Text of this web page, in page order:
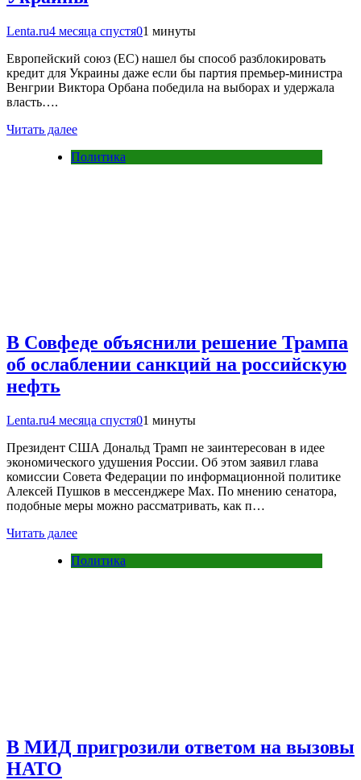
Lenta.ru4 месяца спустя01 минуты
Европейский союз (ЕС) нашел бы способ разблокировать
кредит для Украины даже если бы партия премьер-министра
Венгрии Виктора Орбана победила на выборах и удержала
власть….
Читать далее
Политика
В Совфеде объяснили решение Трампа
об ослаблении санкций на российскую
нефть
Lenta.ru4 месяца спустя01 минуты
Президент США Дональд Трамп не заинтересован в идее
экономического удушения России. Об этом заявил глава
комиссии Совета Федерации по информационной политике
Алексей Пушков в мессенджере Max. По мнению сенатора,
подобные меры можно рассматривать, как п…
Читать далее
Политика
В МИД пригрозили ответом на вызовы
НАТО